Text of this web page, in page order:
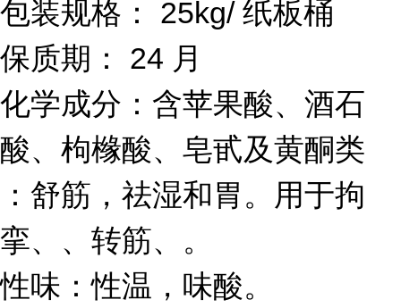
包装规格： 25kg/ 纸板桶
保质期： 24 月
化学成分：含苹果酸、酒石
酸、枸橼酸、皂甙及黄酮类
：舒筋，祛湿和胃。用于拘
挛、、转筋、。
性味：性温，味酸。